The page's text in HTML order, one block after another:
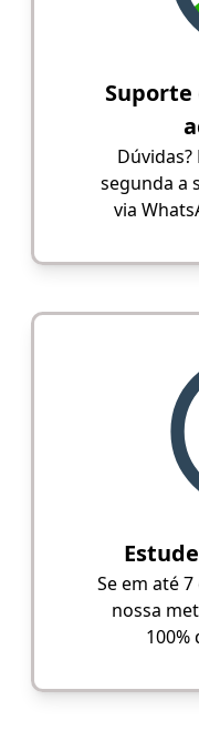
segunda a
via
Se em até
nossa
100%